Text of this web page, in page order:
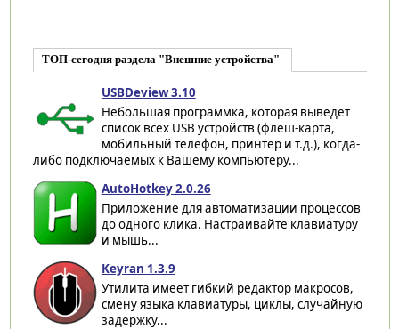
ТОП-сегодня раздела "Внешние устройства"
USBDeview 3.10
Небольшая программка, которая выведет
список всех USB устройств (флеш-карта,
мобильный телефон, принтер и т.д.), когда-
либо подключаемых к Вашему компьютеру...
AutoHotkey 2.0.26
Приложение для автоматизации процессов
до одного клика. Настраивайте клавиатуру
и мышь...
Keyran 1.3.9
Утилита имеет гибкий редактор макросов,
смену языка клавиатуры, циклы, случайную
задержку...